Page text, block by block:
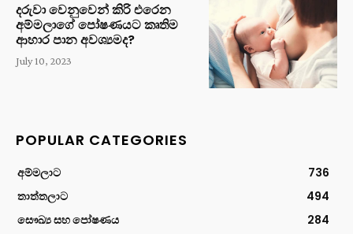
දරුවා වෙනුවෙන් කිරි එරෙන
අම්මලාගේ පෝෂණයට කෘතිම
ආහාර පාන අවශ්‍යමද?
July 10, 2023
POPULAR CATEGORIES
අම්මලාට
736
තාත්තලාට
494
සෞඛ්‍ය සහ පෝෂණය
284